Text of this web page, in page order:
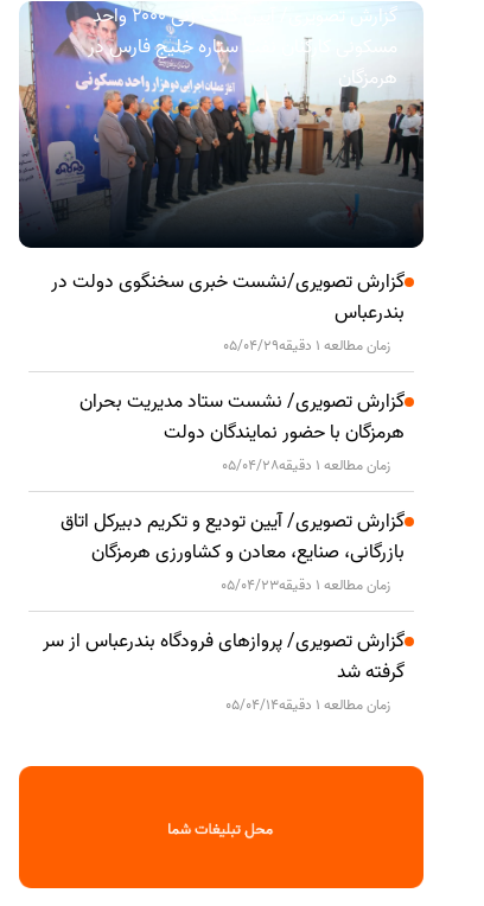
گزارش تصویری/ آیین کلنگ زنی ۲۰۰۰ واحد
مسکونی کارکنان نفت ستاره خلیج فارس در
هرمزگان
گزارش تصویری/نشست خبری سخنگوی دولت در
بندرعباس
زمان مطالعه 1 دقیقه 05/04/29
گزارش تصویری/ نشست ستاد مدیریت بحران
هرمزگان با حضور نمایندگان دولت
زمان مطالعه 1 دقیقه 05/04/28
گزارش تصویری/ آیین تودیع و تکریم دبیرکل اتاق
بازرگانی، صنایع، معادن و کشاورزی هرمزگان
زمان مطالعه 1 دقیقه 05/04/23
گزارش تصویری/ پروازهای فرودگاه بندرعباس از سر
گرفته شد
زمان مطالعه 1 دقیقه 05/04/14